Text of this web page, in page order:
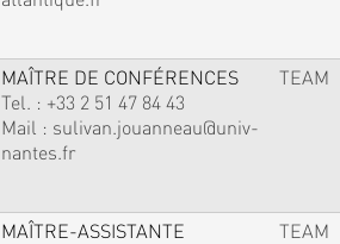
MAÎTRE DE CONFÉRENCES
Tel. : +33 2 51 47 84 43
Mail : sulivan.jouanneau@univ-
nantes.fr
TEAM
MAÎTRE-ASSISTANTE
TEAM